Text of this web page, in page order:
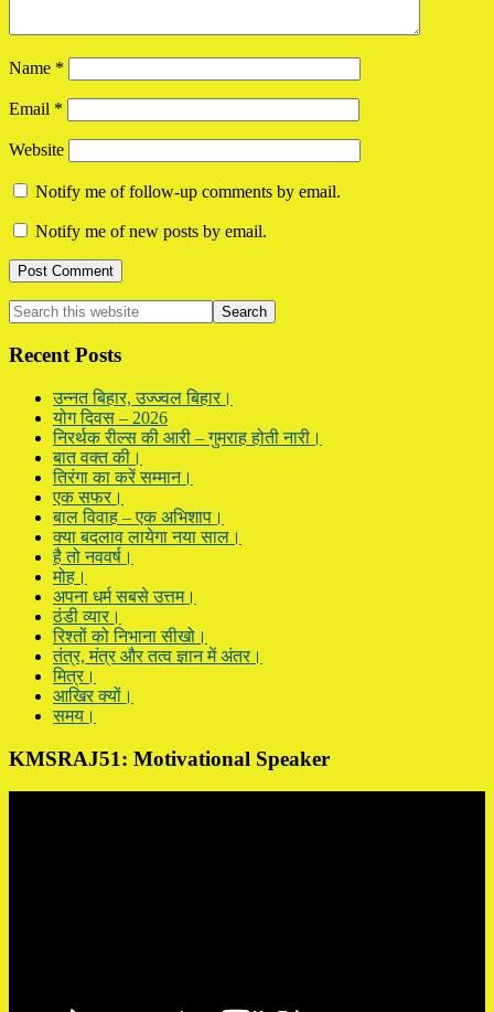
Name *
Email *
Website
Notify me of follow-up comments by email.
Notify me of new posts by email.
Primary
Sidebar
Search
this
website
Recent Posts
उन्नत बिहार, उज्ज्वल बिहार।
योग दिवस – 2026
निरर्थक रील्स की आरी – गुमराह होती नारी।
बात वक्त की।
तिरंगा का करें सम्मान।
एक सफर।
बाल विवाह – एक अभिशाप।
क्या बदलाव लायेगा नया साल।
है तो नववर्ष।
मोह।
अपना धर्म सबसे उत्तम।
ठंडी व्यार।
रिश्तों को निभाना सीखो।
तंत्र, मंत्र और तत्व ज्ञान में अंतर।
मित्र।
आखिर क्यों।
समय।
KMSRAJ51: Motivational Speaker